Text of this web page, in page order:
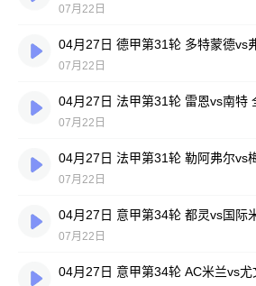
07月22日
04月27日 德甲第31轮 多特蒙德vs
07月22日
04月27日 法甲第31轮 雷恩vs南特
07月22日
04月27日 法甲第31轮 勒阿弗尔vs
07月22日
04月27日 意甲第34轮 都灵vs国际
07月22日
04月27日 意甲第34轮 AC米兰vs尤